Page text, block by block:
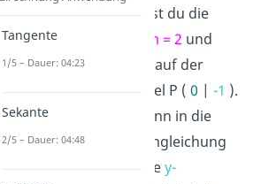
bestimmen, brauchst du die
Sekantensteigung
m = 2 und
einen Punkt (
) auf der
Sekante, zum Beispiel P (0 | -1 ).
mund P setzt du dann in die
allgemeine Sekantengleichung
ein. Diey-
Tangente
1/5 – Dauer: 04:23
Sekante
2/5 – Dauer: 04:48